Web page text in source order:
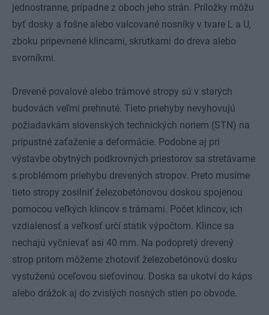
jednostranne, prípadne z oboch jeho strán. Príložky môžu
byť dosky a fošne alebo valcované nosníky v tvare L a U,
zboku pripevnené klincami, skrutkami do dreva alebo
svorníkmi.
Drevené povalové alebo trámové stropy sú v starých
budovách veľmi prehnuté. Tieto priehyby nevyhovujú
požiadavkám slovenských technických noriem (STN) na
prípustné zaťaženie a deformácie. Podobne aj pri
výstavbe obytných podkrovných priestorov sa stretávame
s problémom priehybu drevených stropov. Preto musíme
tieto stropy zosilniť železobetónovou doskou spojenou
pomocou veľkých klincov s trámami. Počet klincov, ich
vzdialenosť a veľkosť určí statik výpočtom. Klince sa
nechajú vyčnievať asi 40 mm. Na podopretý drevený
strop pritom môžeme zhotoviť železobetónovú dosku
vystuženú oceľovou sieťovinou. Doska sa ukotví do káps
alebo drážok aj do zvislých nosných stien po obvode.